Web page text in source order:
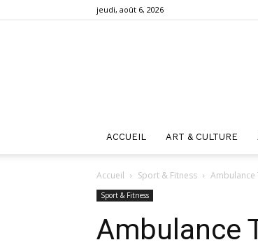
jeudi, août 6, 2026
ACCUEIL ART & CULTURE
Accueil Sport & Fitness Ambulance
Sport & Fitness
Ambulance